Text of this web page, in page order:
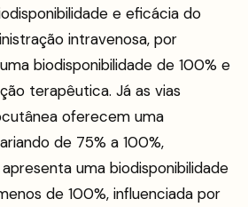
e eficácia do
intravenosa, por
biodisponibilidade de 100% e
terapêutica. Já as vias
oferecem uma
de 75% a 100%,
uma biodisponibilidade
de 100%, influenciada por